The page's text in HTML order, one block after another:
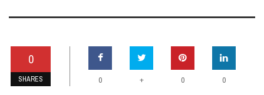
0
SHARES 0 + 0 0